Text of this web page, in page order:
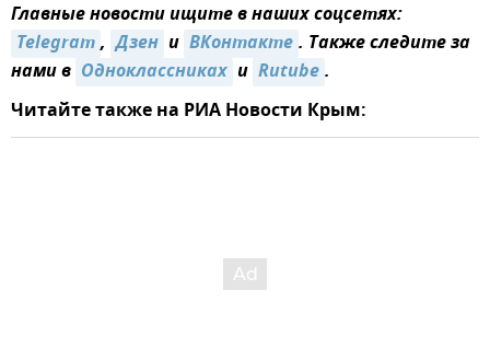
Главные новости ищите в наших соцсетях:
Telegram, Дзен и ВКонтакте. Также следите за
нами в Одноклассниках и Rutube.
Читайте также на РИА Новости Крым: